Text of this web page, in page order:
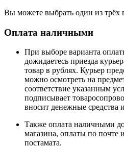
Вы можете выбрать один из трёх
Оплата наличными
При выборе варианта
дожидаетесь приезда
товар в рублях. Курьер
можно осмотреть на
соответствие указанным
подписывает
вносит денежные средства
Также оплата наличными
магазина, оплаты по почте
постамата.